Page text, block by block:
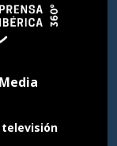
televisión